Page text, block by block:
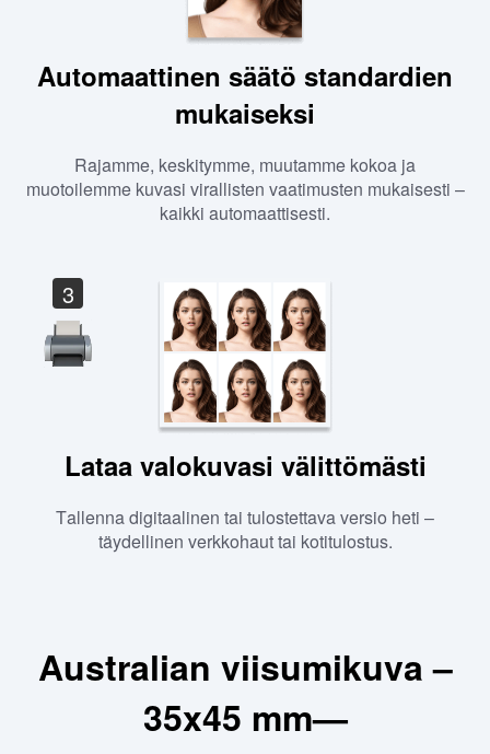
Automaattinen säätö standardien
mukaiseksi
Rajamme, keskitymme, muutamme kokoa ja
muotoilemme kuvasi virallisten vaatimusten mukaisesti –
kaikki automaattisesti.
3
Lataa valokuvasi välittömästi
Tallenna digitaalinen tai tulostettava versio heti –
täydellinen verkkohaut tai kotitulostus.
Australian viisumikuva –
35x45 mm—